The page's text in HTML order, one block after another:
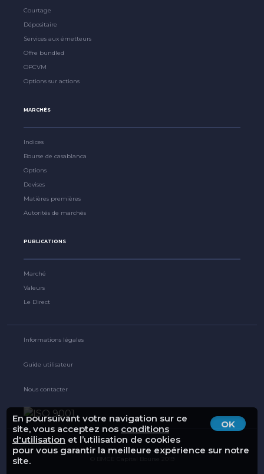
OK
En poursuivant votre navigation sur ce
site, vous acceptez nos conditions
d'utilisation et l’utilisation de cookies
pour vous garantir la meilleure expérience sur notre
site.
Courtage
Dépositaire
Services aux émetteurs
Offre bundled
OPCVM
Options sur actions
MARCHÉS
Indices
Bourse de casablanca
Options
Devises
Matières premières
Autorités de marchés
PUBLICATIONS
Marché
Valeurs
Le Direct
Informations légales
Guide utilisateur
Nous contacter